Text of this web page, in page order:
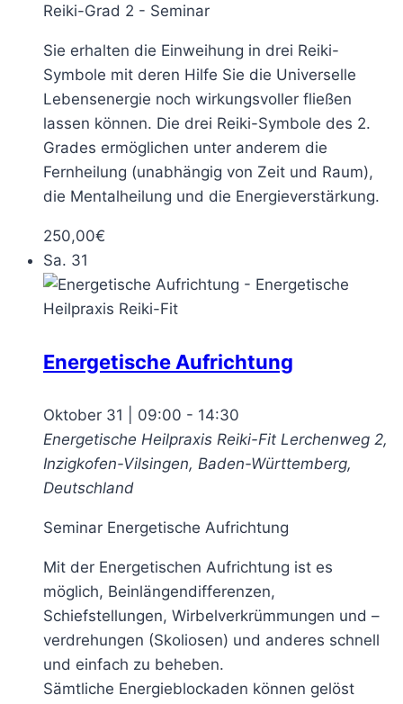
Reiki-Grad 2 - Seminar
Sie erhalten die Einweihung in drei Reiki-
Symbole mit deren Hilfe Sie die Universelle
Lebensenergie noch wirkungsvoller fließen
lassen können. Die drei Reiki-Symbole des 2.
Grades ermöglichen unter anderem die
Fernheilung (unabhängig von Zeit und Raum),
die Mentalheilung und die Energieverstärkung.
250,00€
Sa. 31
Energetische Aufrichtung
Oktober 31 | 09:00 - 14:30
Energetische Heilpraxis Reiki-Fit Lerchenweg 2,
Inzigkofen-Vilsingen, Baden-Württemberg,
Deutschland
Seminar Energetische Aufrichtung
Mit der Energetischen Aufrichtung ist es
möglich, Beinlängendifferenzen,
Schiefstellungen, Wirbelverkrümmungen und –
verdrehungen (Skoliosen) und anderes schnell
und einfach zu beheben.
Sämtliche Energieblockaden können gelöst